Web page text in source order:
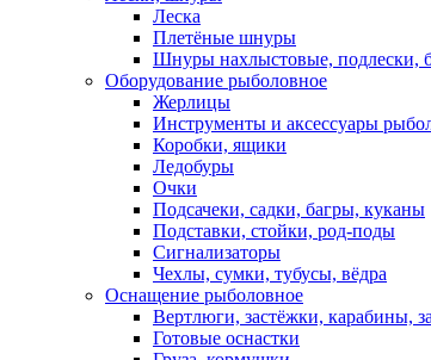
Леска
Плетёные шнуры
Шнуры нахлыстовые, подлески,
Оборудование рыболовное
Жерлицы
Инструменты и аксессуары
Коробки, ящики
Ледобуры
Очки
Подсачеки, садки, багры, куканы
Подставки, стойки, род-поды
Сигнализаторы
Чехлы, сумки, тубусы, вёдра
Оснащение рыболовное
Вертлюги, застёжки, карабины,
Готовые оснастки